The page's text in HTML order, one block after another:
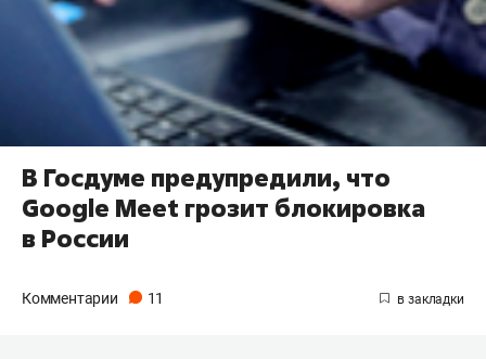
В Госдуме предупредили, что
Google Meet грозит блокировка
в России
Комментарии 11